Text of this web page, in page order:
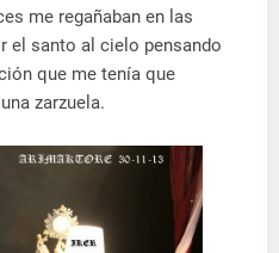
me regañaban en las
el santo al cielo pensando
que me tenía que
zarzuela.